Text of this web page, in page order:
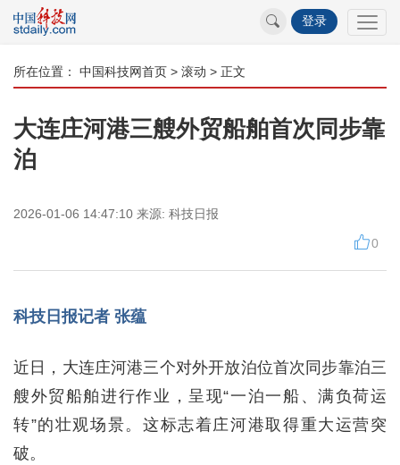
登录
所在位置： 中国科技网首页 > 滚动 > 正文
大连庄河港三艘外贸船舶首次同步靠
泊
2026-01-06 14:47:10 来源: 科技日报
0
科技日报记者 张蕴
近日，大连庄河港三个对外开放泊位首次同步靠泊三
艘外贸船舶进行作业，呈现“一泊一船、满负荷运
转”的壮观场景。这标志着庄河港取得重大运营突
破。